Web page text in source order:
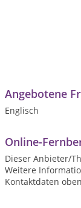
Angebotene
Englisch
Online-
Dieser Anbieter/
Weitere
Kontaktdaten